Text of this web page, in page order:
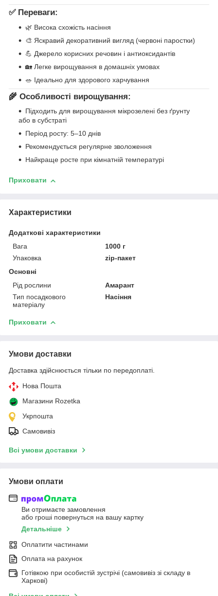
✅ Переваги:
🌿 Висока схожість насіння
🎨 Яскравий декоративний вигляд (червоні паростки)
💪 Джерело корисних речовин і антиоксидантів
🏡 Легке вирощування в домашніх умовах
🥗 Ідеально для здорового харчування
🌾 Особливості вирощування:
Підходить для вирощування мікрозелені без ґрунту
або в субстраті
Період росту: 5–10 днів
Рекомендується регулярне зволоження
Найкраще росте при кімнатній температурі
Приховати
Характеристики
Додаткові характеристики
Вага
1000 г
Упаковка
zip-пакет
Основні
Рід рослини
Амарант
Тип посадкового
матеріалу
Насіння
Приховати
Умови доставки
Доставка здійснюється тільки по передоплаті.
Нова Пошта
Магазини Rozetka
Укрпошта
Самовивіз
Всі умови доставки
Умови оплати
Ви отримаєте замовлення
або гроші повернуться на вашу картку
Детальніше
Оплатити частинами
Оплата на рахунок
Готівкою при особистій зустрічі (самовивіз зі складу в
Харкові)